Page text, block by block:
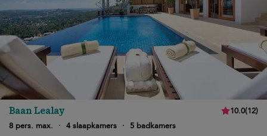
Baan Lealay 10.0(12)
8 pers. max.
· 4 slaapkamers ·
5 badkamers